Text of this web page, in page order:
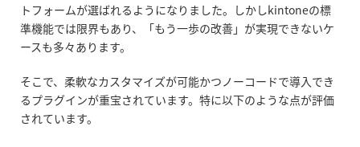
トフォームが選ばれるようになりました。しかしkintoneの標
準機能では限界もあり、「もう一歩の改善」が実現できないケ
ースも多々あります。
そこで、柔軟なカスタマイズが可能かつノーコードで導入でき
るプラグインが重宝されています。特に以下のような点が評価
されています。